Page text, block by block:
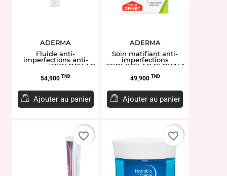
ADERMA
Fluide anti-
imperfections anti-
marques "BIOLOGY AC
Prix
54,900 TND
Ajouter au panier
ADERMA
Soin matifiant anti-
imperfections
"BIOLOGY AC GLOBAL"
Prix
49,900 TND
Ajouter au panier
favorite_border favorite_border